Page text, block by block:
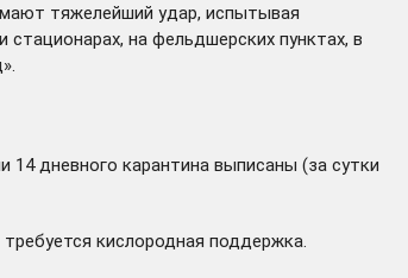
тяжелейший удар, испытывая
на фельдшерских пунктах, в
14 дневного карантина выписаны (за сутки
кислородная поддержка.